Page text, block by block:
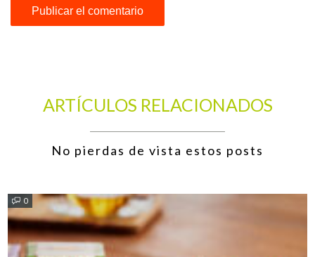
ARTÍCULOS RELACIONADOS
No pierdas de vista estos posts
0